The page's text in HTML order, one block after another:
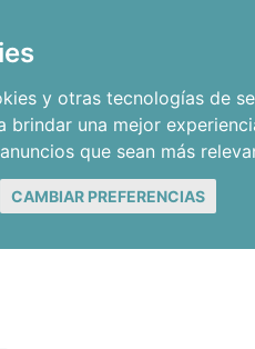
y otras tecnologías de
brindar una mejor
que sean más
CAMBIAR PREFERENCIAS